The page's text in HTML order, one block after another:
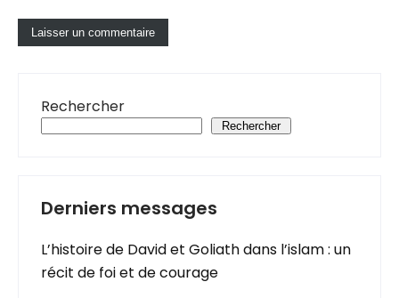
Rechercher
Rechercher
Derniers messages
L’histoire de David et Goliath dans l’islam : un
récit de foi et de courage